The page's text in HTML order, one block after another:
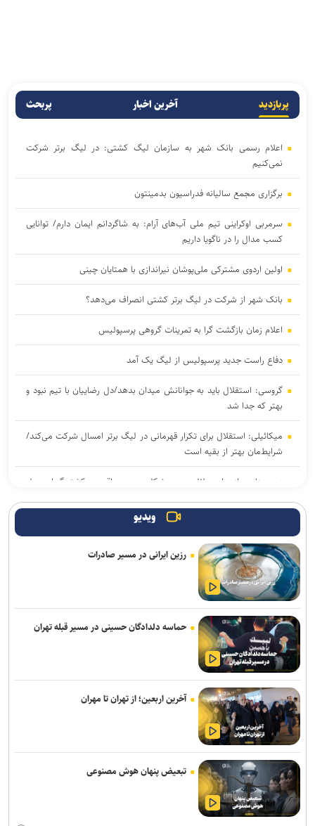
پربازدید آخرین اخبار پربحث
اعلام رسمی بانک شهر به سازمان لیگ کشتی: در لیگ برتر شرکت
نمی‌کنیم
برگزاری مجمع سالیانه فدراسیون بدمینتون
سرمربی اوکراینی تیم ملی آب‌های آرام: به شاگردانم ایمان دارم/ توانایی
کسب مدال را در ناگویا داریم
اولین اردوی مشترکی ملی‌پوشان نیراندازی با همتایان چینی
بانک شهر از شرکت در لیگ برتر کشتی انصراف می‌دهد؟
اعلام زمان بازگشت گرا به تمرینات گروهی پرسپولیس
دفاع راست جدید پرسپولیس از لیگ یک آمد
گروسی: استقلال باید به جوانانش میدان بدهد/دل رضاییان با تیم نبود و
بهتر که جدا شد
میکائیلی: استقلال برای تکرار قهرمانی در لیگ برتر امسال شرکت می‌کند/
شرایط‌مان بهتر از بقیه است
زمزمه‌هایی از طرح لالوویچ؛ مشکل «سن واقعی» کشتی‌گیران حل
پاکدل: تیم ملی هندبال بدون لژیونرها راهی بازی‌های آسیایی ناگویا
می‌شود/ نباید انتظار بیهوده‌ای ایجاد کنیم
شکاری به پیکان پیوست
اصغرزاده: پوررشید مشکل اسپانسرینگ ملوان را حل کرد/ سعداوی و
مرزبان با تیم تمرین می‌کنند
تور جهانی تنیس صربستان| بازماندن یزدانی از صعود به فینال
انتصاب سرپرست جدید فدراسیون ورزش کارگری
تساوی پرسپولیس و آلومینیوم در دیدار دوستانه/ تیم تارتار بالاخره گل
خورد
واکنش باشگاه استقلال خوزستان به درگیری مدیرعامل و اعضای هیات
مدیره
اژدهاکش رسما پرسپولیسی شد
ویدیو
رزین ایرانی در مسیر صادرات
حماسه دلدادگان حسینی در مسیر قبله تهران
آخرین اربعین؛ از تهران تا مهران
تبعیض پنهان هوش مصنوعی